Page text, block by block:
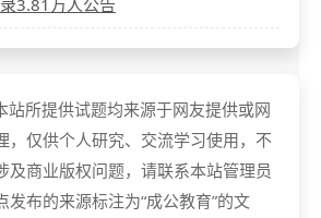
站所提供试题均来源于网友提供或网
，仅供个人研究、交流学习使用，不
及商业版权问题，请联系本站管理员
布的来源标注为“成公教育”的文